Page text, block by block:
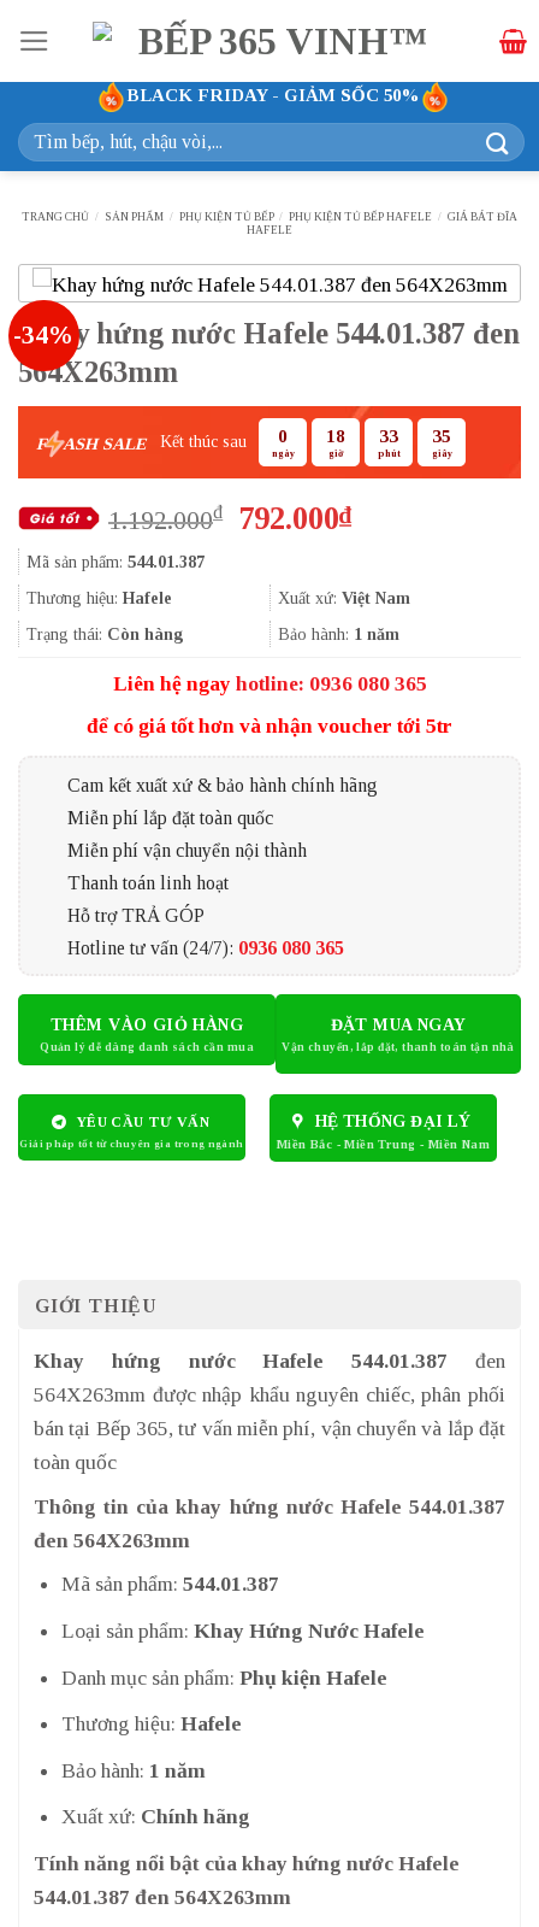
qua
nội
dung
BLACK FRIDAY - GIẢM SỐC 50%
Tìm
kiếm:
TRANG CHỦ / SẢN PHẨM / PHỤ KIỆN TỦ BẾP / PHỤ KIỆN TỦ BẾP HAFELE / GIÁ BÁT ĐĨA
HAFELE
-34%
Khay hứng nước Hafele 544.01.387 đen
564X263mm
F ASH SALE Kết thúc sau 0
ngày
18
giờ
33
phút
35
giây
1.192.000₫
Giá
1.192.000₫.
792.000₫Giá
là:
792.000₫.
Mã sản phẩm: 544.01.387
Thương hiệu: Hafele Xuất xứ: Việt Nam
Trạng thái: Còn hàng Bảo hành: 1 năm
Liên hệ ngay hotline: 0936 080 365
để có giá tốt hơn và nhận voucher tới 5tr
Cam kết xuất xứ & bảo hành chính hãng
Miễn phí lắp đặt toàn quốc
Miễn phí vận chuyển nội thành
Thanh toán linh hoạt
Hỗ trợ TRẢ GÓP
Hotline tư vấn (24/7): 0936 080 365
THÊM VÀO GIỎ HÀNG ĐẶT MUA NGAY
YÊU CẦU TƯ VẤN HỆ THỐNG ĐẠI LÝ
GIỚI THIỆU
Khay hứng nước Hafele 544.01.387 đen
564X263mm được nhập khẩu nguyên chiếc, phân phối
bán tại Bếp 365, tư vấn miễn phí, vận chuyển và lắp đặt
toàn quốc
Thông tin củakhay hứng nước Hafele 544.01.387
đen 564X263mm
Mã sản phẩm: 544.01.387
Loại sản phẩm: Khay Hứng Nước Hafele
Danh mục sản phẩm: Phụ kiện Hafele
Thương hiệu: Hafele
Bảo hành: 1 năm
Xuất xứ: Chính hãng
Tính năng nổi bật của khay hứng nước Hafele
544.01.387 đen 564X263mm